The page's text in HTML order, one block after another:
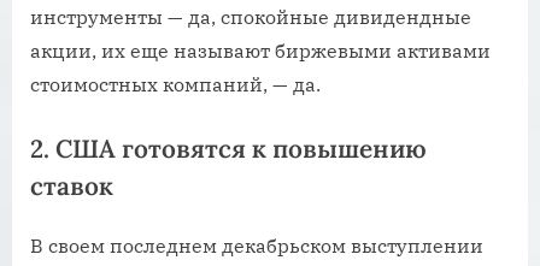
инструменты — да, спокойные дивидендные
акции, их еще называют биржевыми активами
стоимостных компаний, — да.
2. США готовятся к повышению
ставок
В своем последнем декабрьском выступлении